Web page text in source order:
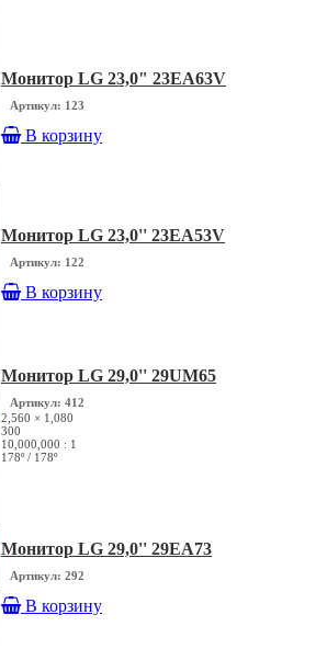
Монитор LG 23,0" 23EA63V
Артикул: 123
В корзину
Монитор LG 23,0'' 23EA53V
Артикул: 122
В корзину
Монитор LG 29,0'' 29UM65
Артикул: 412
2,560 × 1,080
300
10,000,000 : 1
178º / 178º
Монитор LG 29,0'' 29EA73
Артикул: 292
В корзину